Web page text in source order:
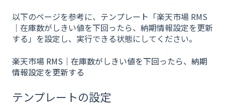
以下のページを参考に、テンプレート「楽天市場 RMS
｜在庫数がしきい値を下回ったら、納期情報設定を更新
する」を設定し、実行できる状態にしてください。
楽天市場 RMS｜在庫数がしきい値を下回ったら、納期
情報設定を更新する
テンプレートの設定